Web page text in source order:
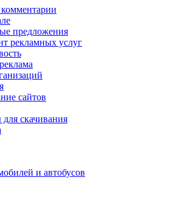
предложения
рекламных услуг
сайтов
скачивания
и автобусов